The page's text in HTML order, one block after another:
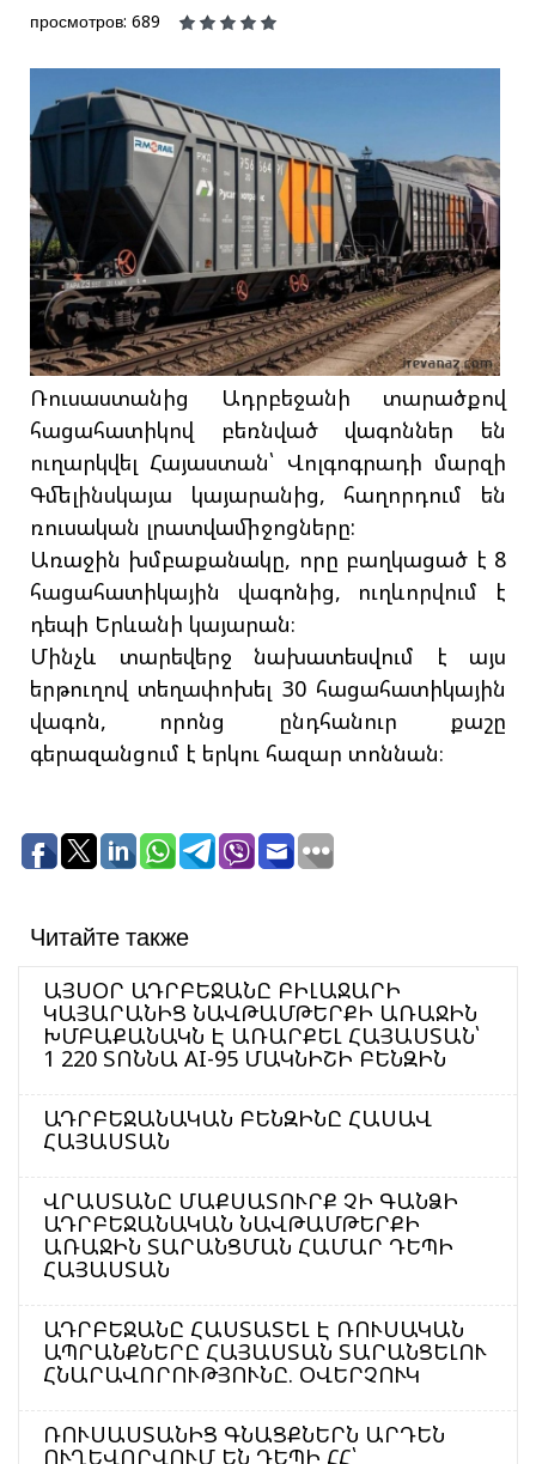
просмотров: 689
Ռուսաստանից Ադրբեջանի տարածքով
հացահատիկով բեռնված վագոններ են
ուղարկվել Հայաստան՝ Վոլգոգրադի մարզի
Գմելինսկայա կայարանից, հաղորդում են
ռուսական լրատվամիջոցները:
Առաջին խմբաքանակը, որը բաղկացած է 8
հացահատիկային վագոնից, ուղևորվում է
դեպի Երևանի կայարան։
Մինչև տարեվերջ նախատեսվում է այս
երթուղով տեղափոխել 30 հացահատիկային
վագոն, որոնց ընդհանուր քաշը
գերազանցում է երկու հազար տոննան։
Читайте также
ԱՅՍՕՐ ԱԴՐԲԵՋԱՆԸ ԲԻԼԱՋԱՐԻ
ԿԱՅԱՐԱՆԻՑ ՆԱՎԹԱՄԹԵՐՔԻ ԱՌԱՋԻՆ
ԽՄԲԱՔԱՆԱԿՆ Է ԱՌԱՐՔԵԼ ՀԱՅԱՍՏԱՆ՝
1 220 ՏՈՆՆԱ AI-95 ՄԱԿՆԻՇԻ ԲԵՆԶԻՆ
ԱԴՐԲԵՋԱՆԱԿԱՆ ԲԵՆԶԻՆԸ ՀԱՍԱՎ
ՀԱՅԱՍՏԱՆ
ՎՐԱՍՏԱՆԸ ՄԱՔՍԱՏՈՒՐՔ ՉԻ ԳԱՆՁԻ
ԱԴՐԲԵՋԱՆԱԿԱՆ ՆԱՎԹԱՄԹԵՐՔԻ
ԱՌԱՋԻՆ ՏԱՐԱՆՑՄԱՆ ՀԱՄԱՐ ԴԵՊԻ
ՀԱՅԱՍՏԱՆ
ԱԴՐԲԵՋԱՆԸ ՀԱՍՏԱՏԵԼ Է ՌՈՒՍԱԿԱՆ
ԱՊՐԱՆՔՆԵՐԸ ՀԱՅԱՍՏԱՆ ՏԱՐԱՆՑԵԼՈՒ
ՀՆԱՐԱՎՈՐՈՒԹՅՈՒՆԸ. ՕՎԵՐՉՈՒԿ
ՌՈՒՍԱՍՏԱՆԻՑ ԳՆԱՑՔՆԵՐՆ ԱՐԴԵՆ
ՈՒՂԵՎՈՐՎՈՒՄ ԵՆ ԴԵՊԻ ՀՀ՝